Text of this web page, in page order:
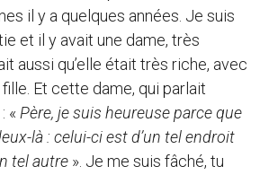
il y a quelques années. Je suis
et il y avait une dame, très
aussi qu’elle était très riche, avec
Et cette dame, qui parlait
« Père, je suis heureuse parce que
là : celui-ci est d’un tel endroit
tel autre ». Je me suis fâché, tu